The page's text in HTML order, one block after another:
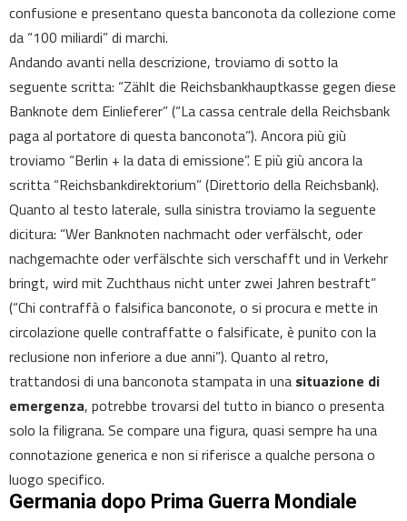
confusione e presentano questa banconota da collezione come
da “100 miliardi” di marchi.
Andando avanti nella descrizione, troviamo di sotto la
seguente scritta: “Zählt die Reichsbankhauptkasse gegen diese
Banknote dem Einlieferer” (“La cassa centrale della Reichsbank
paga al portatore di questa banconota”). Ancora più giù
troviamo “Berlin + la data di emissione”. E più giù ancora la
scritta “Reichsbankdirektorium” (Direttorio della Reichsbank).
Quanto al testo laterale, sulla sinistra troviamo la seguente
dicitura: “Wer Banknoten nachmacht oder verfälscht, oder
nachgemachte oder verfälschte sich verschafft und in Verkehr
bringt, wird mit Zuchthaus nicht unter zwei Jahren bestraft”
(“Chi contraffà o falsifica banconote, o si procura e mette in
circolazione quelle contraffatte o falsificate, è punito con la
reclusione non inferiore a due anni”). Quanto al retro,
trattandosi di una banconota stampata in una situazione di
emergenza, potrebbe trovarsi del tutto in bianco o presenta
solo la filigrana. Se compare una figura, quasi sempre ha una
connotazione generica e non si riferisce a qualche persona o
luogo specifico.
Germania dopo Prima Guerra Mondiale